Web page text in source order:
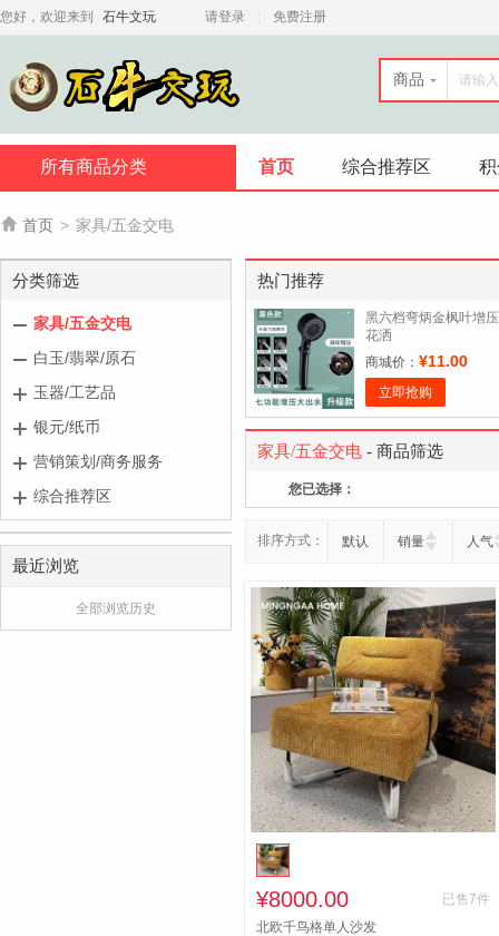
您好，欢迎来到 石牛文玩 请登录 免费注册
商品
所有商品分类 首页 综合推荐区
 首页 > 家具/五金交电
分类筛选
家具/五金交电
白玉/翡翠/原石
玉器/工艺品
银元/纸币
营销策划/商务服务
综合推荐区
最近浏览
全部浏览历史
热门推荐
黑六档弯炳金枫叶增压
花洒
商城价： ¥11.00
立即抢购
家具/五金交电 - 商品筛选
您已选择：
排序方式： 默认 销量 人气
¥8000.00
已售7件
北欧千鸟格单人沙发